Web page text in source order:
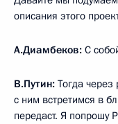
описания этого
А.Диамбеков: С
В.Путин: Тогда через
с ним встретимся в
передаст. Я попрошу